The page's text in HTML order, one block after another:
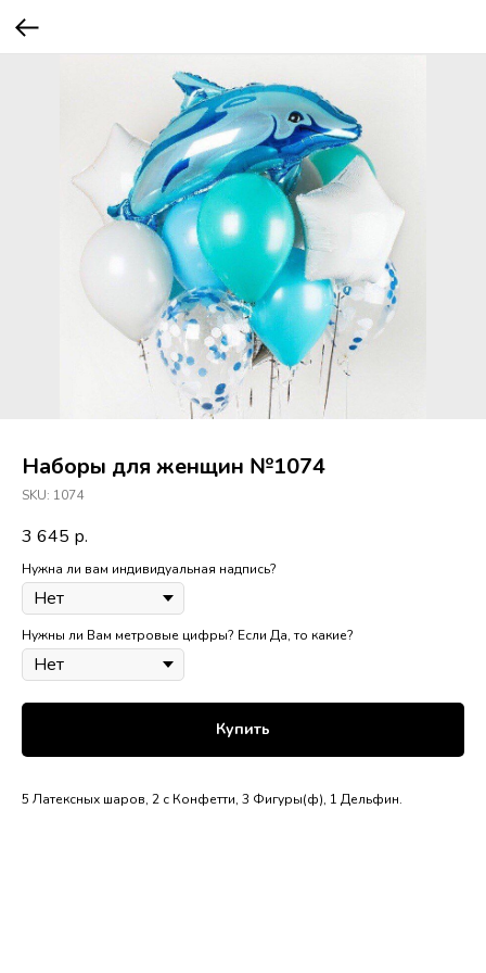
Наборы для женщин №1074
SKU: 1074
3 645 р.
Нужна ли вам индивидуальная надпись?
Нужны ли Вам метровые цифры? Если Да, то какие?
Купить
5 Латексных шаров, 2 с Конфетти, 3 Фигуры(ф), 1 Дельфин.